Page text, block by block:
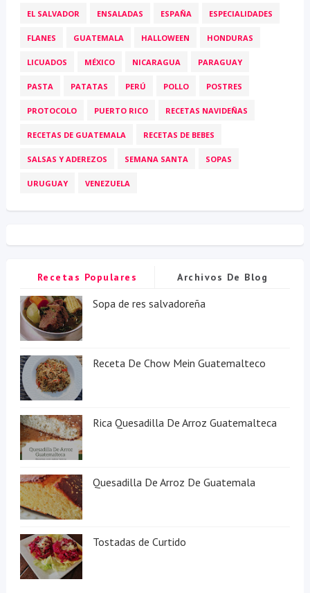
EL SALVADOR ENSALADAS ESPAÑA ESPECIALIDADES
FLANES GUATEMALA HALLOWEEN HONDURAS
LICUADOS MÉXICO NICARAGUA PARAGUAY
PASTA PATATAS PERÚ POLLO POSTRES
PROTOCOLO PUERTO RICO RECETAS NAVIDEÑAS
RECETAS DE GUATEMALA RECETAS DE BEBES
SALSAS Y ADEREZOS SEMANA SANTA SOPAS
URUGUAY VENEZUELA
Recetas Populares Archivos De Blog
Sopa de res salvadoreña
Receta De Chow Mein Guatemalteco
Rica Quesadilla De Arroz Guatemalteca
Quesadilla De Arroz De Guatemala
Tostadas de Curtido